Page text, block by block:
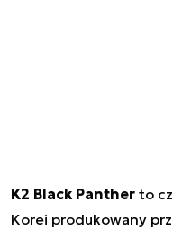
K2 Black Panther to
Korei produkowany